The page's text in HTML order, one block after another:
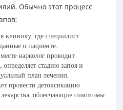
Обычно этот процесс
клинику, где специалист
о пациенте.
нарколог проводит
определяет стадию запоя и
план лечения.
провести детоксикацию
облегчающие симптомы